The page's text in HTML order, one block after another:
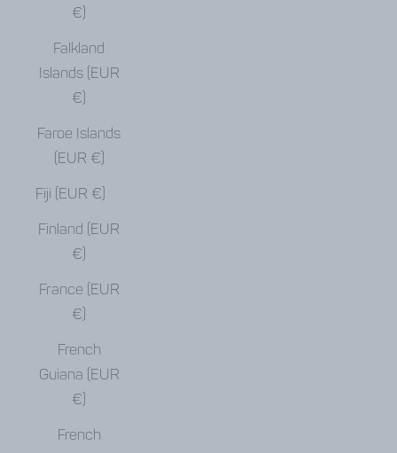
€)
Falkland
Islands (EUR
€)
Faroe Islands
(EUR €)
Fiji (EUR €)
Finland (EUR
€)
France (EUR
€)
French
Guiana (EUR
€)
French